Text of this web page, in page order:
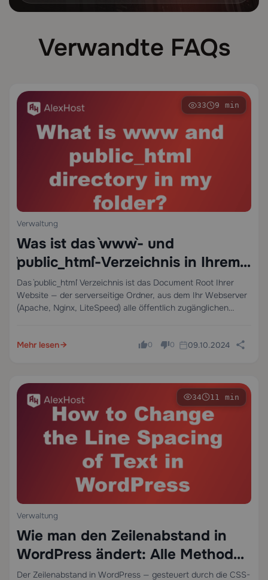
Verwandte FAQs
33 9 min
Verwaltung
Was ist das `www`- und
`public_html`-Verzeichnis in Ihrem
Hosting-Account?
Das `public_html` Verzeichnis ist das Document Root Ihrer
Website — der serverseitige Ordner, aus dem Ihr Webserver
(Apache, Nginx, LiteSpeed) alle öffentlich zugänglichen
Mehr lesen
0 0 09.10.2024
34 11 min
Verwaltung
Wie man den Zeilenabstand in
WordPress ändert: Alle Methoden
erklärt
Der Zeilenabstand in WordPress — gesteuert durch die CSS-